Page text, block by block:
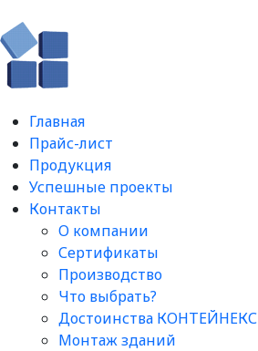
Главная
Прайс-лист
Продукция
Успешные проекты
Контакты
О компании
Сертификаты
Производство
Что выбрать?
Достоинства КОНТЕЙНЕКС
Монтаж зданий